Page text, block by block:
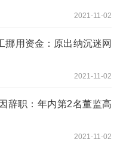
2021-11-02
挪用资金：原出纳沉迷网
2021-11-02
辞职：年内第2名董监高
2021-11-02